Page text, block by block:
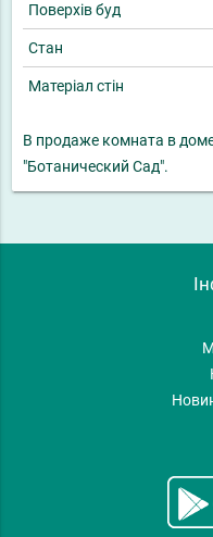
Поверхів буд
Стан
Матеріал стін
В продаже комната в
"Ботанический Сад".